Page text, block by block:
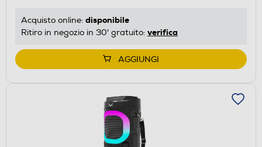
Acquisto online: disponibile
Ritiro in negozio in 30' gratuito: verifica
AGGIUNGI